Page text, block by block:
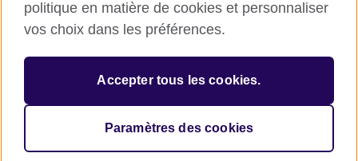
Plan du site
© 2026 British Council
L’agence britannique internationale dédiée aux domaines de
l’éducation et des relations culturelles. Une association caritative
politique en matière de cookies et personnaliser
vos choix dans les préférences.
Accepter tous les cookies.
Paramètres des cookies